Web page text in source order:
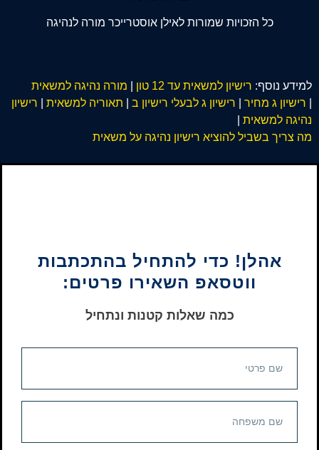
כל הזכויות שמורות לאילן אוסטרייכר מורה לנהיגה
למידע נוסף: רישיון למשאית עד 12 טון
מורה נהיגה למשאית
רישיון ג מחיר רישיון ג לבעלי רישיון ב תאוריה למשאית
רישיון
נהיגה למשאית
מה צריך בשביל להוציא רישיון נהיגה על משאית
אהלן! כדי להתחיל בהתכתבות
ווטסאפ השאירו פרטים:
כמה שאלות קטנות ונתחיל